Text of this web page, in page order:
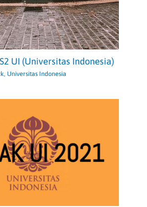
UI (Universitas Indonesia)
, Universitas Indonesia